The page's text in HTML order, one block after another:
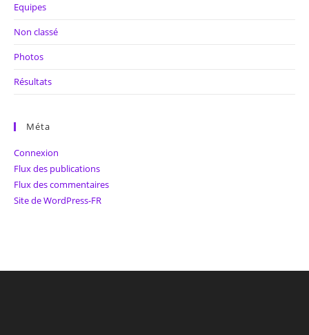
Equipes
Non classé
Photos
Résultats
Méta
Connexion
Flux des publications
Flux des commentaires
Site de WordPress-FR